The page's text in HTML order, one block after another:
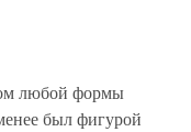
любой формы
был фигурой